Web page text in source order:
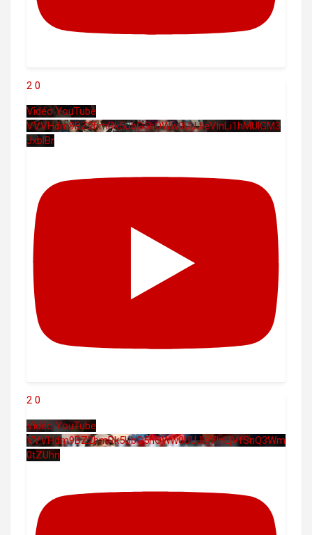
2 0
Vidéo YouTube
VVVHdm9BZ2hmRk5UbG5hOWw0UUJleVlnLi1hMUlGM3
JxblBr
2 0
Vidéo YouTube
VVVHdm9BZ2hmRk5UbG5hOWw0UUJleVlnLjVfSnQ3Wm
0tZUhn